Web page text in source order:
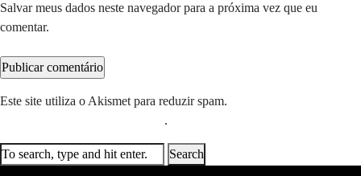
Salvar meus dados neste navegador para a próxima vez que eu
comentar.
Este site utiliza o Akismet para reduzir spam.
.
Search